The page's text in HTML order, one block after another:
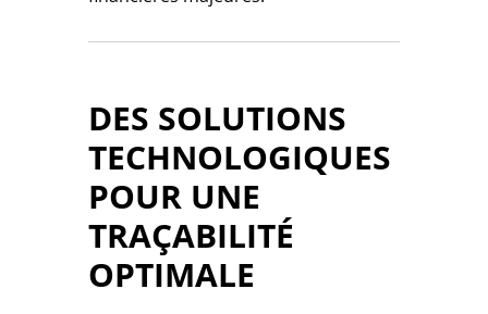
DES SOLUTIONS
TECHNOLOGIQUES
POUR UNE
TRAÇABILITÉ
OPTIMALE